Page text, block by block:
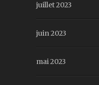
juillet 2023
juin 2023
mai 2023